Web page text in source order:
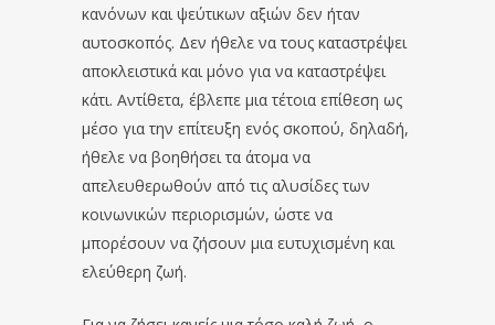
κανόνων και ψεύτικων αξιών δεν ήταν
αυτοσκοπός. Δεν ήθελε να τους καταστρέψει
αποκλειστικά και μόνο για να καταστρέψει
κάτι. Αντίθετα, έβλεπε μια τέτοια επίθεση ως
μέσο για την επίτευξη ενός σκοπού, δηλαδή,
ήθελε να βοηθήσει τα άτομα να
απελευθερωθούν από τις αλυσίδες των
κοινωνικών περιορισμών, ώστε να
μπορέσουν να ζήσουν μια ευτυχισμένη και
ελεύθερη ζωή.